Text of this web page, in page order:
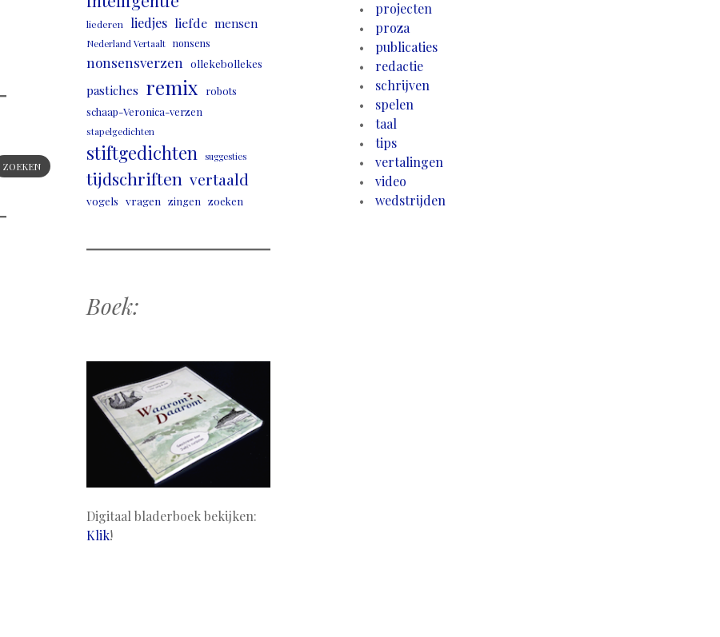
ZOEKEN
liederen liedjes liefde mensen
Nederland Vertaalt nonsens
nonsensverzen ollekebollekes
pastiches remix
robots
schaap-Veronica-verzen
stapelgedichten
stiftgedichten suggesties
tijdschriften vertaald
vogels vragen zingen zoeken
Boek:
Digitaal bladerboek bekijken:
Klik!
projecten
proza
publicaties
redactie
schrijven
spelen
taal
tips
vertalingen
video
wedstrijden